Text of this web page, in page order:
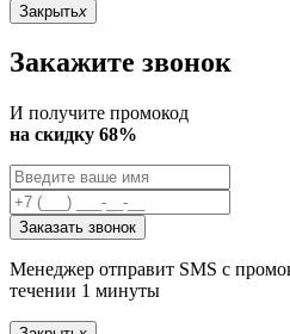
Закрытьx
Закажите звонок
И получите промокод
на скидку 68%
Заказать звонок
Менеджер отправит SMS с
течении 1 минуты